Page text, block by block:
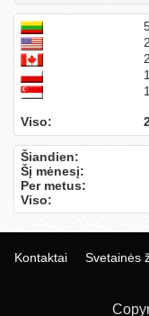
Viso:
Šiandien:
Šį mėnesį:
Per metus:
Viso:
Kontaktai Svetainės